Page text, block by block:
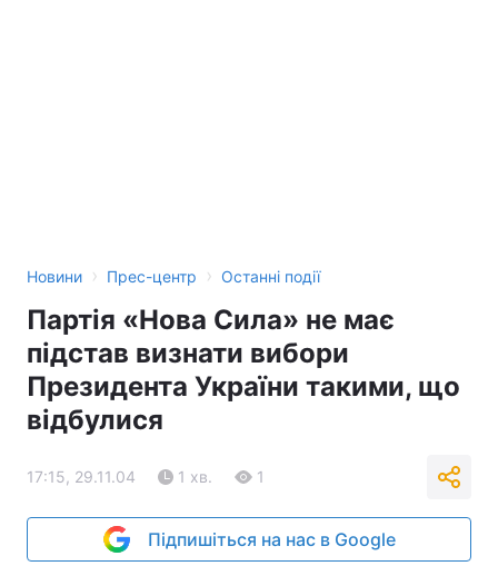
Новини › Прес-центр › Останні події
Партія «Нова Сила» не має
підстав визнати вибори
Президента України такими, що
відбулися
17:15, 29.11.04 1 хв. 1
Підпишіться на нас в Google